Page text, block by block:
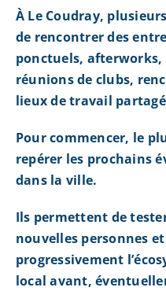
À Le Coudray,
de rencontrer des
ponctuels, afterworks,
réunions de clubs,
lieux de travail
Pour commencer, le
repérer les prochains
dans la ville.
Ils permettent de
nouvelles personnes
progressivement
local avant,